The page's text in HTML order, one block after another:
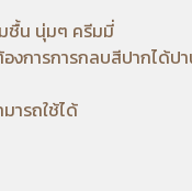
ชื้น นุ่มๆ ครีมมี่
งการการกลบสีปากได้ป
ารถใช้ได้